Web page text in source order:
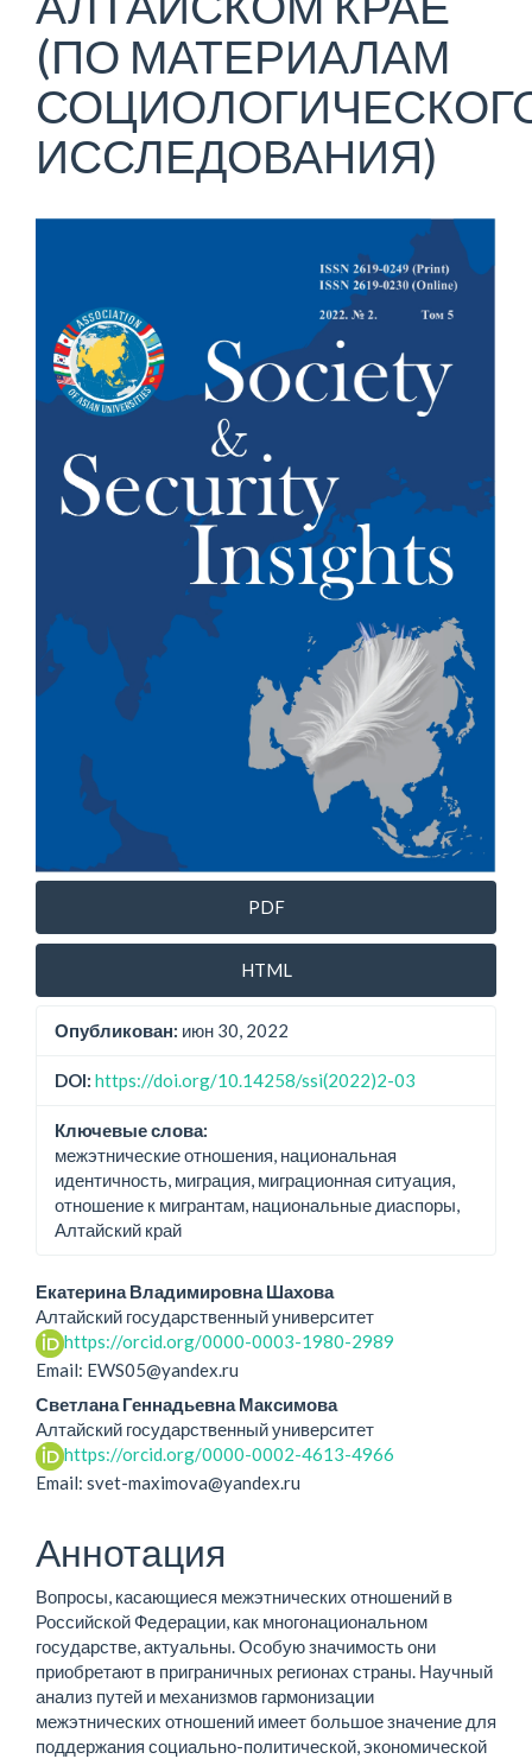
(ПО МАТЕРИАЛАМ
ИССЛЕДОВАНИЯ)
панели
PDF
HTML
Опубликован: июн 30, 2022
DOI: https://doi.org/10.14258/ssi(2022)2-03
Ключевые слова:
межэтнические отношения, национальная
идентичность, миграция, миграционная ситуация,
отношение к мигрантам, национальные диаспоры,
Алтайский край
Основное
содержание
статьи
Екатерина Владимировна Шахова
Алтайский государственный университет
https://orcid.org/0000-0003-1980-2989
Email: EWS05@yandex.ru
Светлана Геннадьевна Максимова
Алтайский государственный университет
https://orcid.org/0000-0002-4613-4966
Email: svet-maximova@yandex.ru
Аннотация
Вопросы, касающиеся межэтнических отношений в
Российской Федерации, как многонациональном
государстве, актуальны. Особую значимость они
приобретают в приграничных регионах страны. Научный
анализ путей и механизмов гармонизации
межэтнических отношений имеет большое значение для
поддержания социально-политической, экономической